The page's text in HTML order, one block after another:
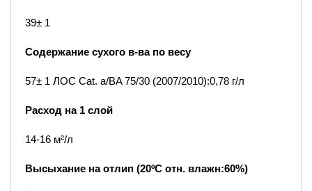
39± 1
Содержание сухого в-ва по весу
57± 1 ЛОС Cat. a/BA 75/30 (2007/2010):0,78 г/л
Расход на 1 слой
14-16 м²/л
Высыхание на отлип (20ºC отн. влажн:60%)